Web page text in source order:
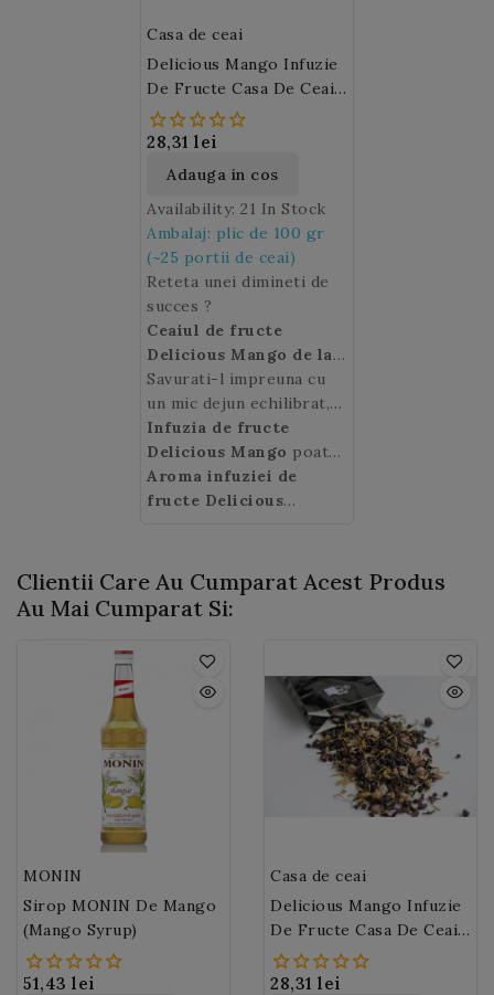
ambalajul: jeleurile in
forma de ursuleti din
extracte de plante.
Casa de ceai
Delicious Mango Infuzie
De Fructe Casa De Ceai
(M166)
28,31 lei
Adauga in cos
Availability: 21 In Stock
Ambalaj: plic de 100 gr
(~25 portii de ceai)
Reteta unei dimineti de
succes ?
Ceaiul de fructe
Delicious Mango de la
Casa de Ceai, o multime
de bucati de fructe de
infuzat intr-o cana,
pentru a obtine un gust
delicios si foarte fin de
mango!
Savurati-l impreuna cu
un mic dejun echilibrat,
pentru un inceput de zi
sanatos.
Infuzia de fructe
Delicious Mango poate
fi bauta si rece in zilele
insorite.
Aroma infuziei de
fructe Delicious
Clientii Care Au Cumparat Acest Produs
Au Mai Cumparat Si:
MONIN
Sirop MONIN De Mango
(Mango Syrup)
51,43 lei
Casa de ceai
Delicious Mango Infuzie
De Fructe Casa De Ceai
(M166)
28,31 lei